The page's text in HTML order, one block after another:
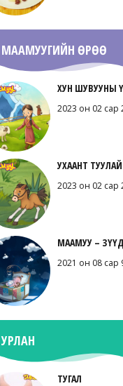
МААМУУГИЙН ӨРӨӨ
ХУН ШУВУУНЫ
2023 он 02 сар
УХААНТ ТУУЛАЙ
2023 он 02 сар
МААМУУ –
2021 он 08 сар
УРЛАН
ТУГАЛ